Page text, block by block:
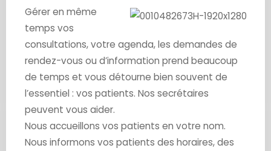
Gérer en même
temps vos
consultations, votre agenda, les demandes de
rendez-vous ou d’information prend beaucoup
de temps et vous détourne bien souvent de
l’essentiel : vos patients. Nos secrétaires
peuvent vous aider.
Nous accueillons vos patients en votre nom.
Nous informons vos patients des horaires, des